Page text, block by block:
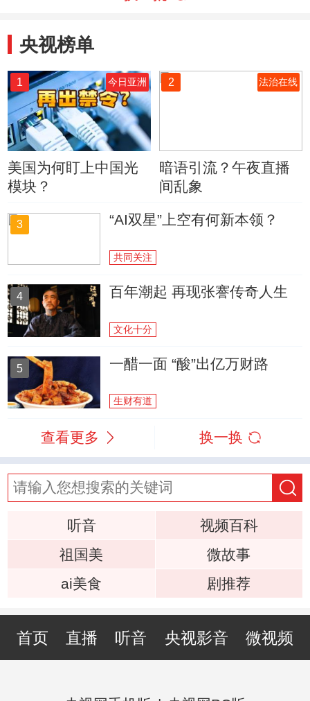
央视榜单
1 今日亚洲
美国为何盯上中国光
模块？
2 法治在线
暗语引流？午夜直播
间乱象
3 “AI双星”上空有何新本领？
共同关注
4 百年潮起 再现张謇传奇人生
文化十分
5 一醋一面 “酸”出亿万财路
生财有道
查看更多 换一换
听音
视频百科
祖国美
微故事
ai美食
剧推荐
首页 直播 听音 央视影音 微视频